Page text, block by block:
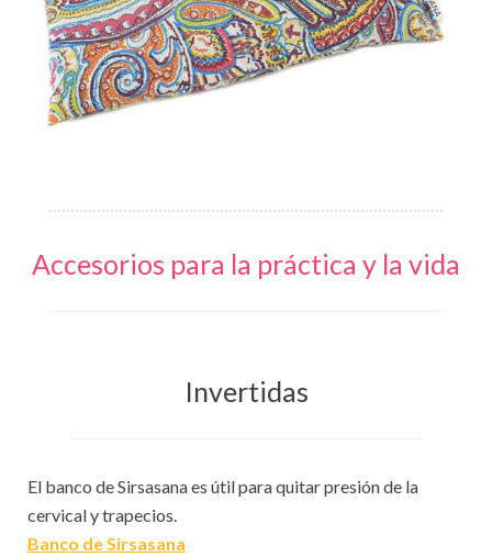
Accesorios para la práctica y la vida
Invertidas
El banco de Sirsasana es útil para quitar presión de la
cervical y trapecios.
Banco de Sirsasana